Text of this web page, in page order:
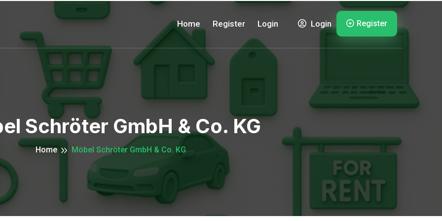
Home Register Login Login Register
Schröter GmbH & Co. KG
Home Möbel Schröter GmbH & Co. KG